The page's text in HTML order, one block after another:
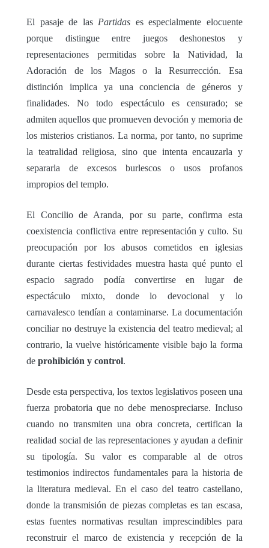
El pasaje de las Partidas es especialmente elocuente
porque distingue entre juegos deshonestos y
representaciones permitidas sobre la Natividad, la
Adoración de los Magos o la Resurrección. Esa
distinción implica ya una conciencia de géneros y
finalidades. No todo espectáculo es censurado; se
admiten aquellos que promueven devoción y memoria de
los misterios cristianos. La norma, por tanto, no suprime
la teatralidad religiosa, sino que intenta encauzarla y
separarla de excesos burlescos o usos profanos
impropios del templo.
El Concilio de Aranda, por su parte, confirma esta
coexistencia conflictiva entre representación y culto. Su
preocupación por los abusos cometidos en iglesias
durante ciertas festividades muestra hasta qué punto el
espacio sagrado podía convertirse en lugar de
espectáculo mixto, donde lo devocional y lo
carnavalesco tendían a contaminarse. La documentación
conciliar no destruye la existencia del teatro medieval; al
contrario, la vuelve históricamente visible bajo la forma
de prohibición y control.
Desde esta perspectiva, los textos legislativos poseen una
fuerza probatoria que no debe menospreciarse. Incluso
cuando no transmiten una obra concreta, certifican la
realidad social de las representaciones y ayudan a definir
su tipología. Su valor es comparable al de otros
testimonios indirectos fundamentales para la historia de
la literatura medieval. En el caso del teatro castellano,
donde la transmisión de piezas completas es tan escasa,
estas fuentes normativas resultan imprescindibles para
reconstruir el marco de existencia y recepción de la